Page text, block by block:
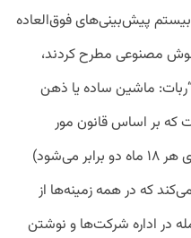
پیش‌بینی‌های فوق‌العاده
مصنوعی مطرح کردند،
ماشین ساده یا ذهن
که بر اساس قانون مور
(افزایش سرعت سخت‌افزار کامپیوتری هر ۱۸ ماه دو برابر می‌شود)
که در همه زمینه‌ها از
در اداره شرکت‌ها و نوشتن